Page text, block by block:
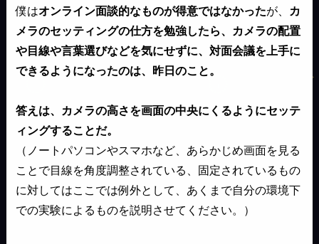
僕はオンライン面談的なものが得意ではなかったが、 カ
メラのセッティングの仕方を勉強したら、カメラの配置
や目線や言葉選びなどを気にせずに、対面会議を上手に
できるようになったのは、昨日のこと。
答えは、カメラの高さを画面の中央にくるようにセッテ
ィングすることだ。
（ノートパソコンやスマホなど、あらかじめ画面を見る
ことで目線を角度調整されている、固定されているもの
に対してはここでは例外として、あくまで自分の環境下
での実験によるものを説明させてください。）